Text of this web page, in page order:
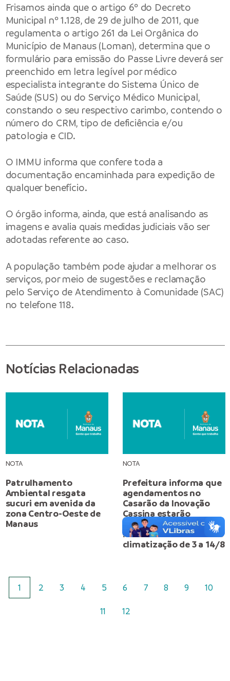
Frisamos ainda que o artigo 6º do Decreto
Municipal nº 1.128, de 29 de julho de 2011, que
regulamenta o artigo 261 da Lei Orgânica do
Município de Manaus (Loman), determina que o
formulário para emissão do Passe Livre deverá ser
preenchido em letra legível por médico
especialista integrante do Sistema Único de
Saúde (SUS) ou do Serviço Médico Municipal,
constando o seu respectivo carimbo, contendo o
número do CRM, tipo de deficiência e/ou
patologia e CID.
O IMMU informa que confere toda a
documentação encaminhada para expedição de
qualquer benefício.
O órgão informa, ainda, que está analisando as
imagens e avalia quais medidas judiciais vão ser
adotadas referente ao caso.
A população também pode ajudar a melhorar os
serviços, por meio de sugestões e reclamação
pelo Serviço de Atendimento à Comunidade (SAC)
no telefone 118.
Notícias Relacionadas
NOTA
Patrulhamento
Ambiental resgata
sucuri em avenida da
zona Centro-Oeste de
Manaus
NOTA
Prefeitura informa que
agendamentos no
Casarão da Inovação
Cassina estarão
suspensos para
melhoria do sistema de
climatização de 3 a 14/8
1 2 3 4 5 6 7 8 9 10
11 12